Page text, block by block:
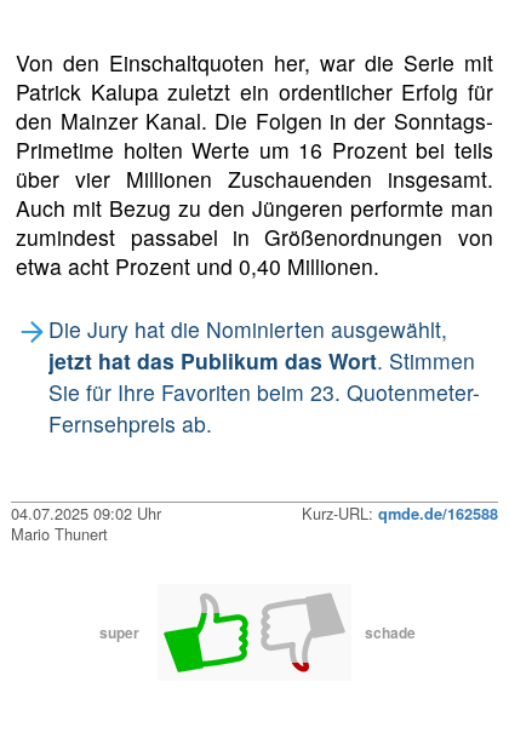
Von den Einschaltquoten her, war die Serie mit
Patrick Kalupa zuletzt ein ordentlicher Erfolg für
den Mainzer Kanal. Die Folgen in der Sonntags-
Primetime holten Werte um 16 Prozent bei teils
über vier Millionen Zuschauenden insgesamt.
Auch mit Bezug zu den Jüngeren performte man
zumindest passabel in Größenordnungen von
etwa acht Prozent und 0,40 Millionen.
Die Jury hat die Nominierten ausgewählt,
jetzt hat das Publikum das Wort. Stimmen
Sie für Ihre Favoriten beim 23. Quotenmeter-
Fernsehpreis ab.
04.07.2025 09:02 Uhr Kurz-URL: qmde.de/162588
Mario Thunert
super schade